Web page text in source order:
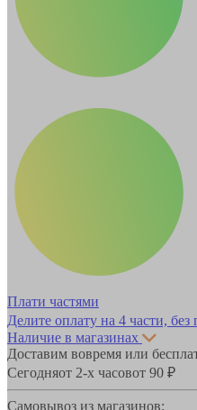
Плати частями
Делите оплату на 4 части, без
Наличие в магазинах
Доставим вовремя или
Сегодняот 2-х часовот 90 ₽
Самовывоз из магазинов: